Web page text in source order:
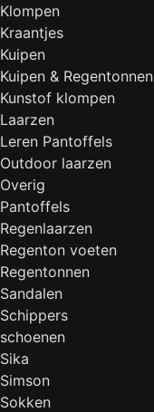
Klompen
Kraantjes
Kuipen
Kuipen & Regentonnen
Kunstof klompen
Laarzen
Leren Pantoffels
Outdoor laarzen
Overig
Pantoffels
Regenlaarzen
Regenton voeten
Regentonnen
Sandalen
Schippers
schoenen
Sika
Simson
Sokken